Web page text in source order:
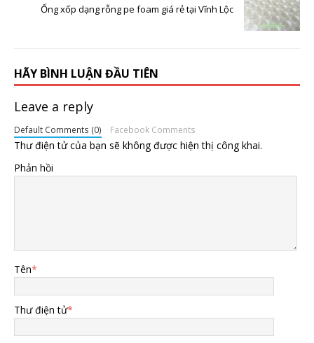
Ống xốp dạng rỗng pe foam giá rẻ tại Vĩnh Lộc
HÃY BÌNH LUẬN ĐẦU TIÊN
Leave a reply
Default Comments (0) Facebook Comments
Thư điện tử của bạn sẽ không được hiện thị công khai.
Phản hồi
Tên*
Thư điện tử*